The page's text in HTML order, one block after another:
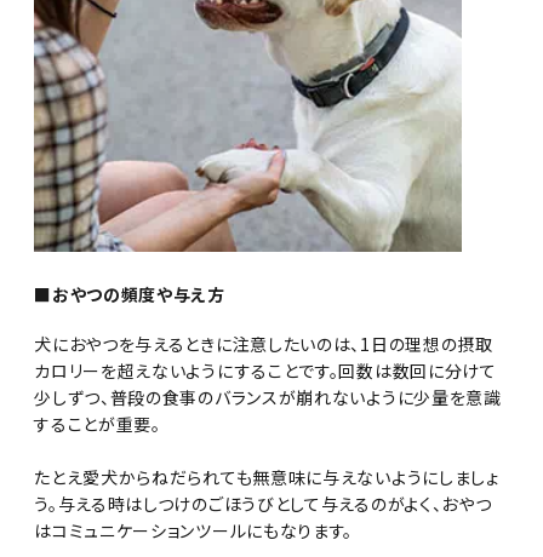
■おやつの頻度や与え方
犬におやつを与えるときに注意したいのは、1日の理想の摂取
カロリーを超えないようにすることです。回数は数回に分けて
少しずつ、普段の食事のバランスが崩れないように少量を意識
することが重要。
たとえ愛犬からねだられても無意味に与えないようにしましょ
う。与える時はしつけのごほうびとして与えるのがよく、おやつ
はコミュニケーションツールにもなります。